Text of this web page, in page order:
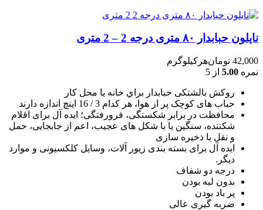
نایلون حبابدار ۸۰ متری درجه 2 – 2 متری
42,000 تومانهرکیلوگرم
نمره 5.00 از 5
روکش بالشتکی حبابدار براي خانه يا محل کار
حباب های کوچک پر از هوا، هر کدام 3 / 16 اينچ اندازه دارند
محافظت در برابر شکستگی، فرورفتگی؛ ايده آل برای اقلام
شکننده، سنگين يا با شکل های عجيب، اعم از جابجايی، حمل
و نقل يا ذخيره سازی
ایده آل برای بسته بندی زیور آلات، وسایل کلکسیونی و موارد
دیگر.
درجه دو شفاف
بدون لبه بودن
پر باد بودن
ضربه گیری عالی